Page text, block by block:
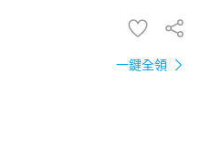
一鍵全領